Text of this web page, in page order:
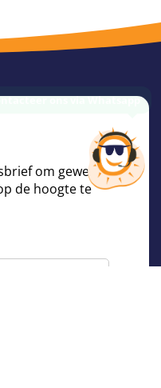
om geweldige
de hoogte te